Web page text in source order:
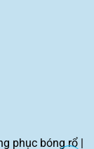
phục bóng rổ|